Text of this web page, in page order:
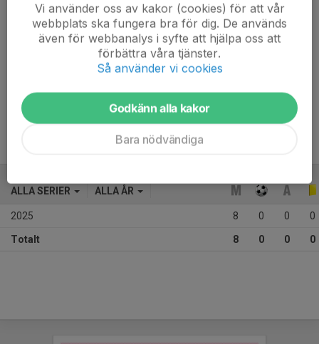
Ålder
10 år
Ökar han träningsnärvaro kommer han att utvecklas
otroligt snabbt
ALLA SERIER ALLA ÅR
2025 8 0 0 0
Totalt 8 0 0 0
Vi använder oss av kakor (cookies) för att vår
webbplats ska fungera bra för dig. De används
även för webbanalys i syfte att hjälpa oss att
förbättra våra tjänster.
Så använder vi cookies
Godkänn alla kakor
Bara nödvändiga